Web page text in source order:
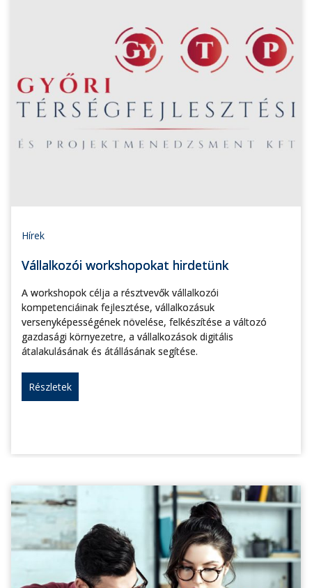
Hírek
Vállalkozói workshopokat hirdetünk
A workshopok célja a résztvevők vállalkozói
kompetenciáinak fejlesztése, vállalkozásuk
versenyképességének növelése, felkészítése a változó
gazdasági környezetre, a vállalkozások digitális
átalakulásának és átállásának segítése.
Részletek